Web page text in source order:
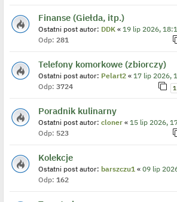
Finanse (Giełda, itp.)
Ostatni post autor: DDK « 19 lip 2026,
Odp: 281
Telefony komorkowe (zbiorczy)
Ostatni post autor: Pelart2 « 17 lip 2026,
Odp: 3724 1
Poradnik kulinarny
Ostatni post autor: cloner « 15 lip 2026,
Odp: 523
Kolekcje
Ostatni post autor: barszczu1 « 09 lip
Odp: 162